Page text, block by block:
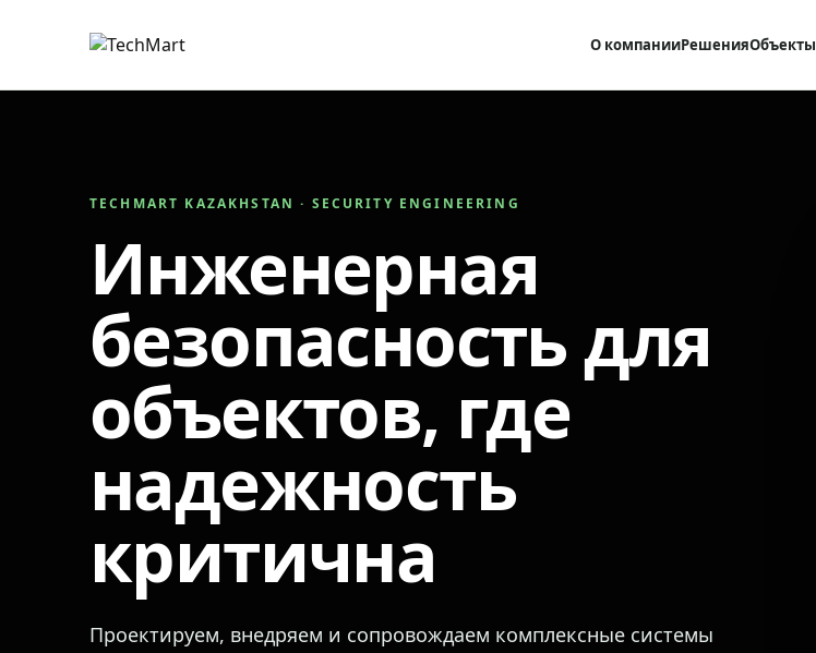
О компанииРешенияОбъекты
TECHMART KAZAKHSTAN · SECURITY ENGINEERING
Инженерная
безопасность для
объектов, где
надежность
критична
Проектируем, внедряем и сопровождаем комплексные системы